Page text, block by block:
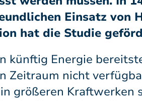
Einsatz von
hat die Studie
künftig Energie
Zeitraum nicht
größeren Kraftwerken